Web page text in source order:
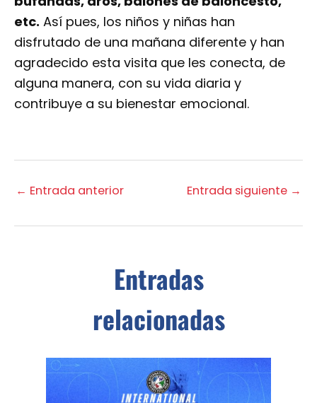
etc. Así pues, los niños y niñas han
disfrutado de una mañana diferente y han
agradecido esta visita que les conecta, de
alguna manera, con su vida diaria y
contribuye a su bienestar emocional.
← Entrada anterior Entrada siguiente →
Entradas
relacionadas